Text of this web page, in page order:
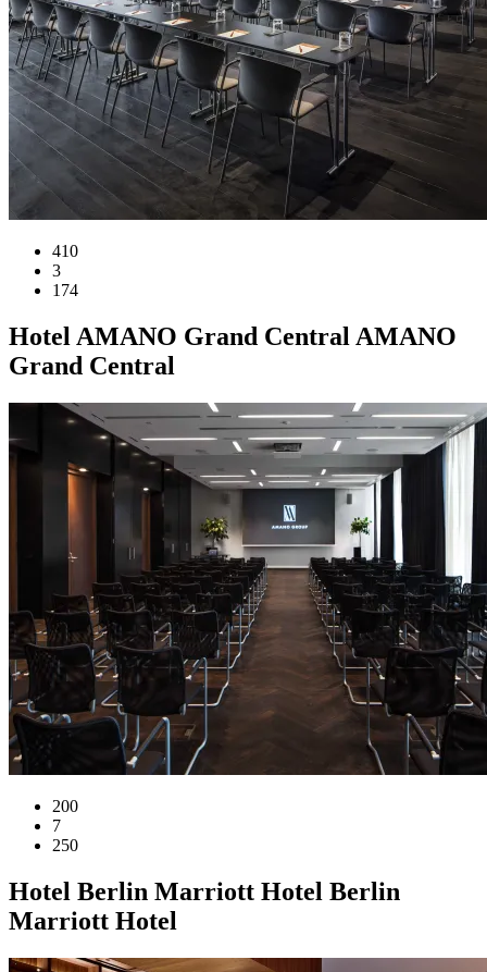
410
3
174
Hotel AMANO Grand Central AMANO
Grand Central
200
7
250
Hotel Berlin Marriott Hotel Berlin
Marriott Hotel